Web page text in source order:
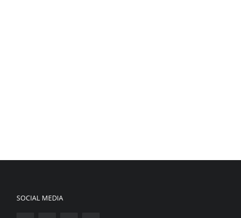
SOCIAL MEDIA